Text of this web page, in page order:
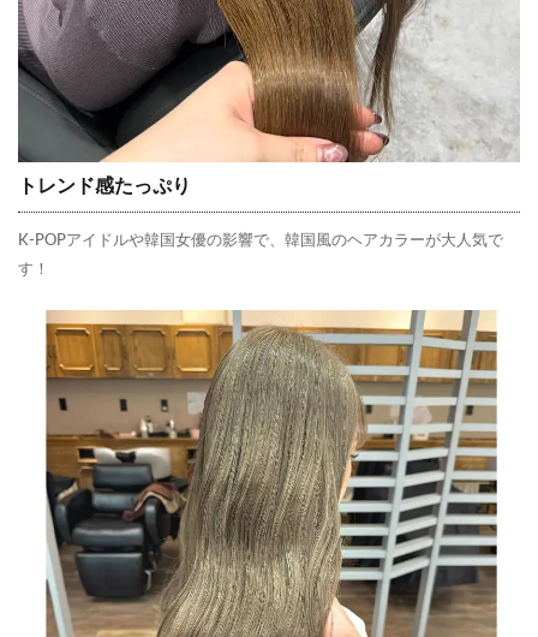
トレンド感たっぷり
K-POPアイドルや韓国女優の影響で、韓国風のヘアカラーが大人気で
す！